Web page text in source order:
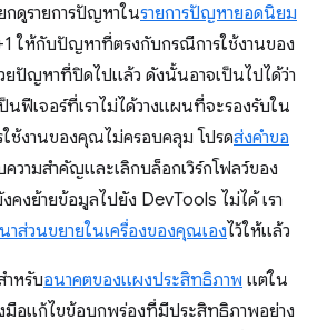
กดูรายการปัญหาในรายการปัญหายอดนิยม
ให้กับปัญหาที่ตรงกับกรณีการใช้งานของ
ปัญหาที่ปิดไปแล้ว ดังนั้นอาจเป็นไปได้ว่า
นฟีเจอร์ที่เราไม่ได้วางแผนที่จะรองรับใน
ช้งานของคุณไม่ครอบคลุม โปรดส่งคำขอ
ความสําคัญและเลิกบล็อกเวิร์กโฟลว์ของ
งย้ายข้อมูลไปยัง DevTools ไม่ได้ เรา
าส่วนขยายในเครื่องของคุณเองไว้ให้แล้ว
ำหรับอนาคตของแผงประสิทธิภาพ แต่ใน
อแก้ไขข้อบกพร่องที่มีประสิทธิภาพอย่าง